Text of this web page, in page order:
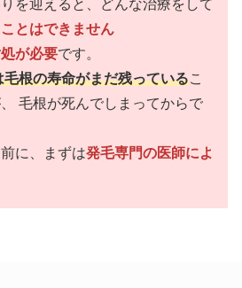
を迎えると、どんな治療をして
とはできません
が必要です。
根の寿命がまだ残っているこ
毛根が死んでしまってからで
に、まずは発毛専門の医師によ